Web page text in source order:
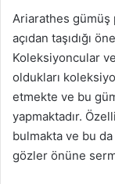
Ariarathes gümüş
açıdan taşıdığı
Koleksiyoncular
oldukları
etmekte ve bu
yapmaktadır.
bulmakta ve bu
gözler önüne